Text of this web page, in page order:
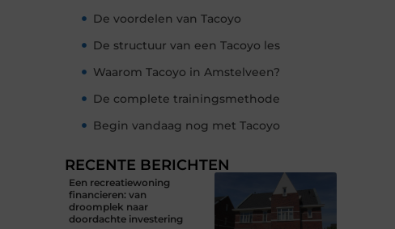
De voordelen van Tacoyo
De structuur van een Tacoyo les
Waarom Tacoyo in Amstelveen?
De complete trainingsmethode
Begin vandaag nog met Tacoyo
RECENTE BERICHTEN
Een recreatiewoning
financieren: van
droomplek naar
doordachte investering